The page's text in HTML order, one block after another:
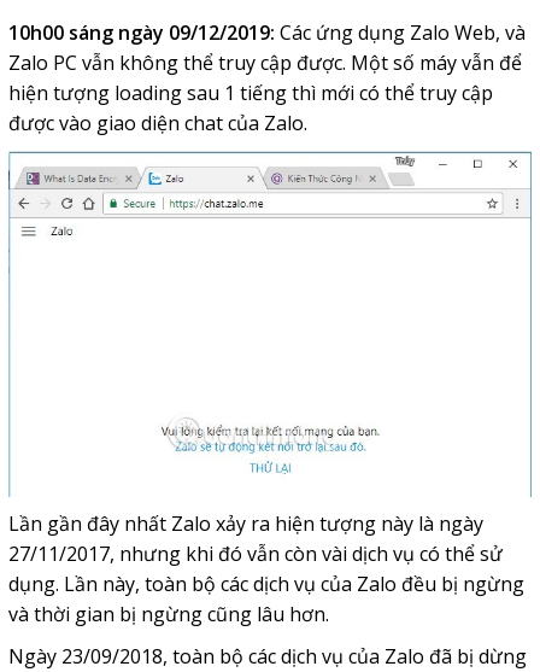
10h00 sáng ngày 09/12/2019: Các ứng dụng Zalo Web, và
Zalo PC vẫn không thể truy cập được. Một số máy vẫn để
hiện tượng loading sau 1 tiếng thì mới có thể truy cập
được vào giao diện chat của Zalo.
Lần gần đây nhất Zalo xảy ra hiện tượng này là ngày
27/11/2017, nhưng khi đó vẫn còn vài dịch vụ có thể sử
dụng. Lần này, toàn bộ các dịch vụ của Zalo đều bị ngừng
và thời gian bị ngừng cũng lâu hơn.
Ngày 23/09/2018, toàn bộ các dịch vụ của Zalo đã bị dừng